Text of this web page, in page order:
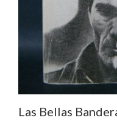
Las Bellas